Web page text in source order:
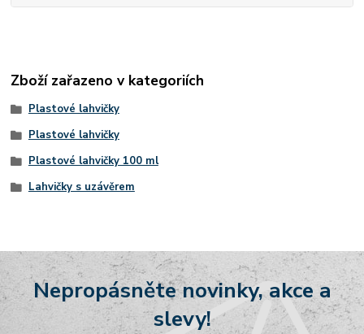
Zboží zařazeno v kategoriích
Plastové lahvičky
Plastové lahvičky
Plastové lahvičky 100 ml
Lahvičky s uzávěrem
Nepropásněte novinky, akce a
slevy!